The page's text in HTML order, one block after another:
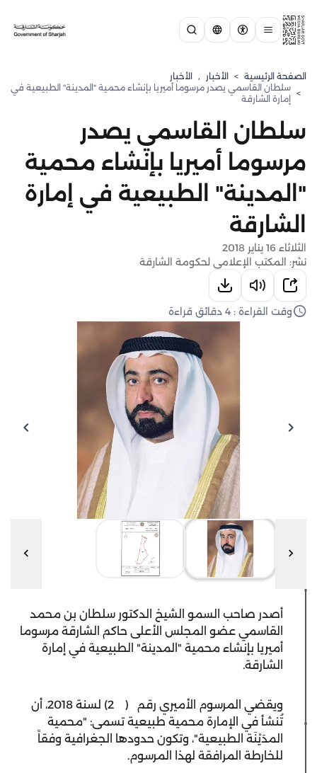
الصفحة الرئيسية > الأخبار , الأخبار
>
سلطان القاسمي يصدر مرسوما أميريا بإنشاء محمية "المدينة" الطبيعية في
إمارة الشارقة
سلطان القاسمي يصدر
مرسوما أميريا بإنشاء محمية
"المدينة" الطبيعية في إمارة
الشارقة
الثلاثاء 16 يناير 2018
نشر: المكتب الإعلامي لحكومة الشارقة
وقت القراءة : 4 دقائق قراءة
أصدر صاحب السمو الشيخ الدكتور سلطان بن محمد
القاسمي عضو المجلس الأعلى حاكم الشارقة مرسوما
أميريا بإنشاء محمية "المدينة" الطبيعية في إمارة
الشارقة.
ويقضي المرسوم الأميري رقم )
2
(
لسنة 2018، أن
تُنشأ في الإمارة محمية طبيعية تسمى: "محمية
المدَيْنَة الطبيعية"، وتكون حدودها الجغرافية وفقاً
للخارطة المرافقة لهذا المرسوم.